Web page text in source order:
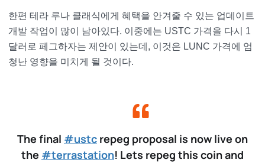
한편 테라 루나 클래식에게 혜택을 안겨줄 수 있는 업데이트
개발 작업이 많이 남아있다. 이중에는 USTC 가격을 다시 1
달러로 페그하자는 제안이 있는데, 이것은 LUNC 가격에 엄
청난 영향을 미치게 될 것이다.
The final #ustc repeg proposal is now live on
the #terrastation! Lets repeg this coin and